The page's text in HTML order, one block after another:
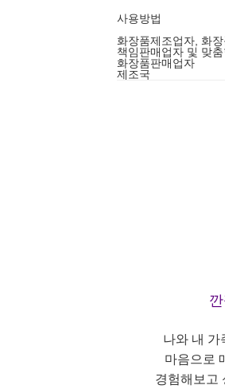
사용방법
화장품제조업자, 화장
책임판매업자 및 맞춤
화장품판매업자
제조국
나와 내 가
마음으로
경험해보고